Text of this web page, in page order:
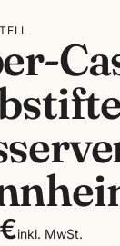
inkl. MwSt.